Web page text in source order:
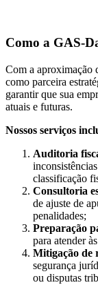
Como a GAS-
Com a aproximação
como parceira
garantir que sua
atuais e futuras.
Nossos serviços
Auditoria
classificação
Consultoria
de ajuste de
penalidades;
Preparação
para atender
Mitigação de
segurança
ou disputas